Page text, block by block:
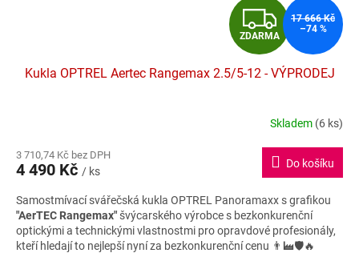
Z
D
A
R
M
A
ZDARMA
17 666 Kč
–74 %
Kukla OPTREL Aertec Rangemax 2.5/5-12 - VÝPRODEJ
produktu
je
z
5
hvězdiček.
Skladem (6 ks)
3 710,74 Kč bez DPH
4 490 Kč / ks
Do košíku
Samostmívací svářečská kukla OPTREL Panoramaxx s grafikou
"AerTEC Rangemax" švýcarského výrobce s bezkonkurenční
optickými a technickými vlastnostmi pro opravdové profesionály,
kteří hledají to nejlepší nyní za bezkonkurenční cenu 👨‍🏭🛡️🔥